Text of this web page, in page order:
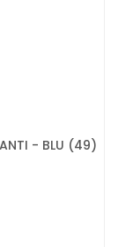
- BLU (49)